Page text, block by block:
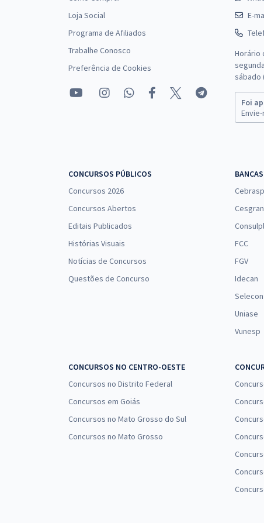
Loja Social
Programa de Afiliados
Trabalhe Conosco
Preferência de Cookies
E-
Horário
sábado
Foi
CONCURSOS PÚBLICOS
Concursos 2026
Concursos Abertos
Editais Publicados
Histórias Visuais
Notícias de Concursos
Questões de Concurso
FCC
FGV
Idecan
Selecon
Uniase
Vunesp
CONCURSOS NO CENTRO-OESTE
Concursos no Distrito Federal
Concursos em Goiás
Concursos no Mato Grosso do Sul
Concursos no Mato Grosso